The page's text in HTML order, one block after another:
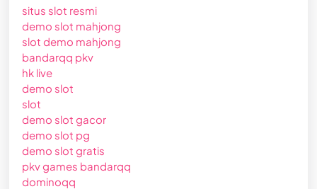
situs slot resmi
demo slot mahjong
slot demo mahjong
bandarqq pkv
hk live
demo slot
slot
demo slot gacor
demo slot pg
demo slot gratis
pkv games bandarqq
dominoqq